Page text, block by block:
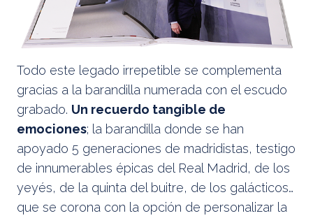
Todo este legado irrepetible se complementa
gracias a la barandilla numerada con el escudo
grabado. Un recuerdo tangible de
emociones; la barandilla donde se han
apoyado 5 generaciones de madridistas, testigo
de innumerables épicas del Real Madrid, de los
yeyés, de la quinta del buitre, de los galácticos…
que se corona con la opción de personalizar la